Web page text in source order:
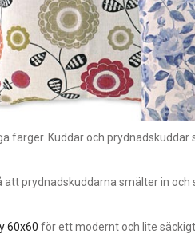
färger. Kuddar och
prydnadskuddarna smälter in
60x60 för ett modernt och lite